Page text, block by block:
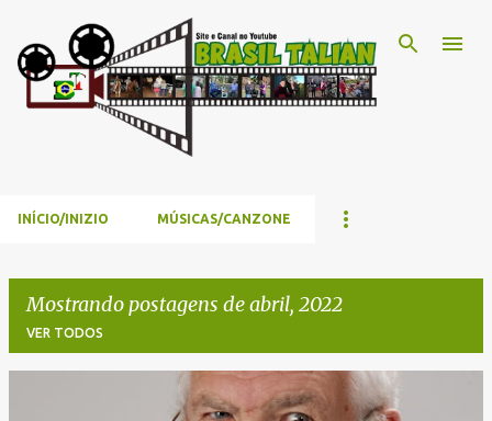
Pular para o conteúdo principal
INÍCIO/INIZIO MÚSICAS/CANZONE
Mostrando postagens de abril, 2022
VER TODOS